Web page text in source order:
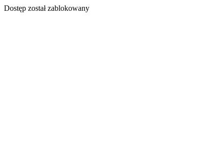
Dostęp został zablokowany